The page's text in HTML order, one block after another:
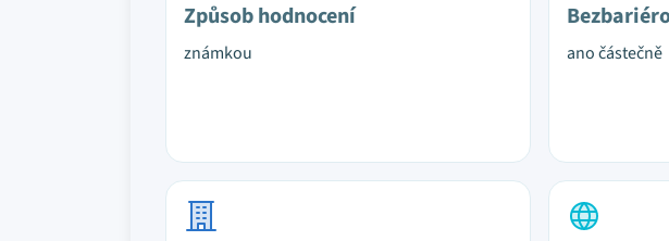
Způsob hodnocení
známkou ano částečně